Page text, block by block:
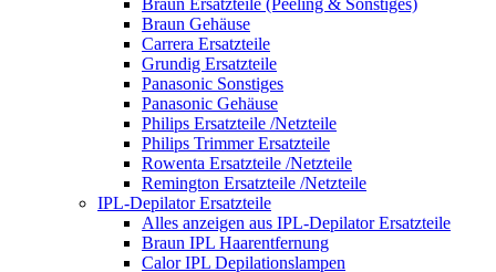
Braun Ersatzteile (Peeling & Sonstiges)
Braun Gehäuse
Carrera Ersatzteile
Grundig Ersatzteile
Panasonic Sonstiges
Panasonic Gehäuse
Philips Ersatzteile /Netzteile
Philips Trimmer Ersatzteile
Rowenta Ersatzteile /Netzteile
Remington Ersatzteile /Netzteile
IPL-Depilator Ersatzteile
Alles anzeigen aus IPL-Depilator Ersatzteile
Braun IPL Haarentfernung
Calor IPL Depilationslampen